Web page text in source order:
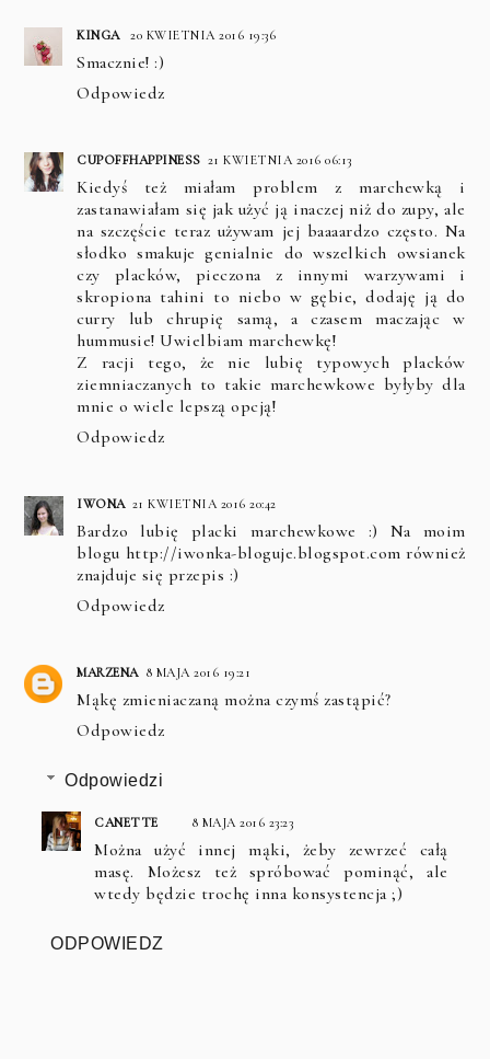
KINGA 20 KWIETNIA 2016 19:36
Smacznie! :)
Odpowiedz
CUPOFFHAPPINESS 21 KWIETNIA 2016 06:13
Kiedyś też miałam problem z marchewką i
zastanawiałam się jak użyć ją inaczej niż do zupy, ale
na szczęście teraz używam jej baaaardzo często. Na
słodko smakuje genialnie do wszelkich owsianek
czy placków, pieczona z innymi warzywami i
skropiona tahini to niebo w gębie, dodaję ją do
curry lub chrupię samą, a czasem maczając w
hummusie! Uwielbiam marchewkę!
Z racji tego, że nie lubię typowych placków
ziemniaczanych to takie marchewkowe byłyby dla
mnie o wiele lepszą opcją!
Odpowiedz
IWONA 21 KWIETNIA 2016 20:42
Bardzo lubię placki marchewkowe :) Na moim
blogu http://iwonka-bloguje.blogspot.com również
znajduje się przepis :)
Odpowiedz
MARZENA 8 MAJA 2016 19:21
Mąkę zmieniaczaną można czymś zastąpić?
Odpowiedz
Odpowiedzi
CANETTE 8 MAJA 2016 23:23
Można użyć innej mąki, żeby zewrzeć całą
masę. Możesz też spróbować pominąć, ale
wtedy będzie trochę inna konsystencja ;)
ODPOWIEDZ